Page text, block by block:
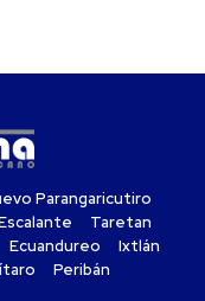
Parangaricutiro
Taretan
Ecuandureo
Ixtlán
Peribán